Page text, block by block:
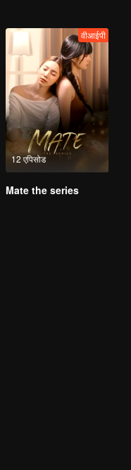
12 एपिसोड
वीआईपी
Mate the series